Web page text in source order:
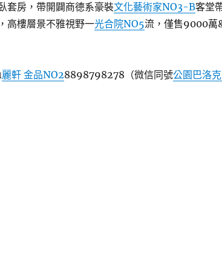
套房，帶開闢商德系豪裝文化藝術家NO3-B客堂
高樓層景不雅視野一光合院NO5流，僅售9000萬
麗軒 金品NO28898798278（微信同號公園巴洛